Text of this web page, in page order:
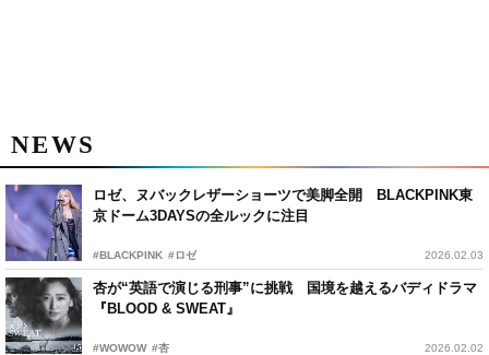
NEWS
ロゼ、ヌバックレザーショーツで美脚全開 BLACKPINK東
京ドーム3DAYSの全ルックに注目
#BLACKPINK #ロゼ 2026.02.03
杏が“英語で演じる刑事”に挑戦 国境を越えるバディドラマ
『BLOOD & SWEAT』
#WOWOW #杏 2026.02.02